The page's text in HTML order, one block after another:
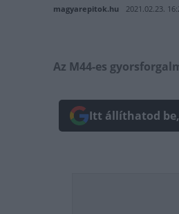
magyarepitok.hu 2021.02.23.
Az M44-es
Itt állíthatod